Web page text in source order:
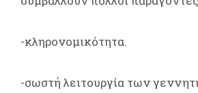
-κληρονομικότητα.
-σωστή λειτουργία των